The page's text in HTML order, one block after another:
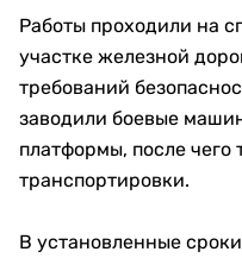
Работы проходили на
участке железной
требований
заводили боевые
платформы, после чего
транспортировки.
В установленные